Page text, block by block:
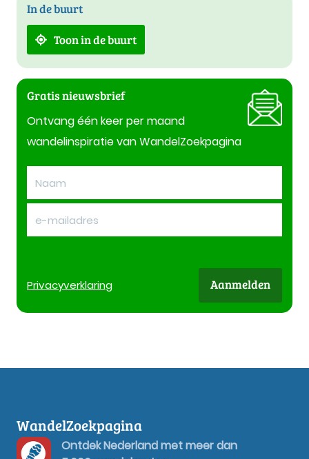
In de buurt
Toon in de buurt
Gratis nieuwsbrief
Ontvang één keer per maand
wandelinspiratie van WandelZoekpagina
Privacyverklaring Aanmelden
WandelZoekpagina
Ontdek Nederland met meer dan